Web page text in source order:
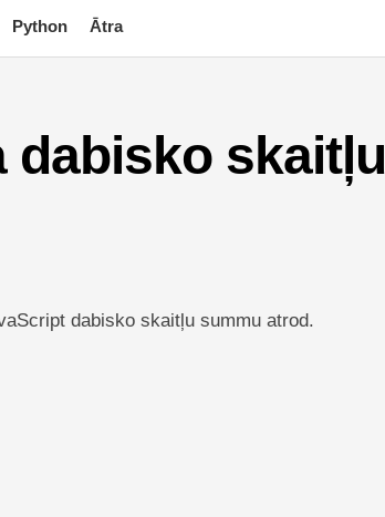
Python Ātra
dabisko skaitļu
dabisko skaitļu summu atrod.